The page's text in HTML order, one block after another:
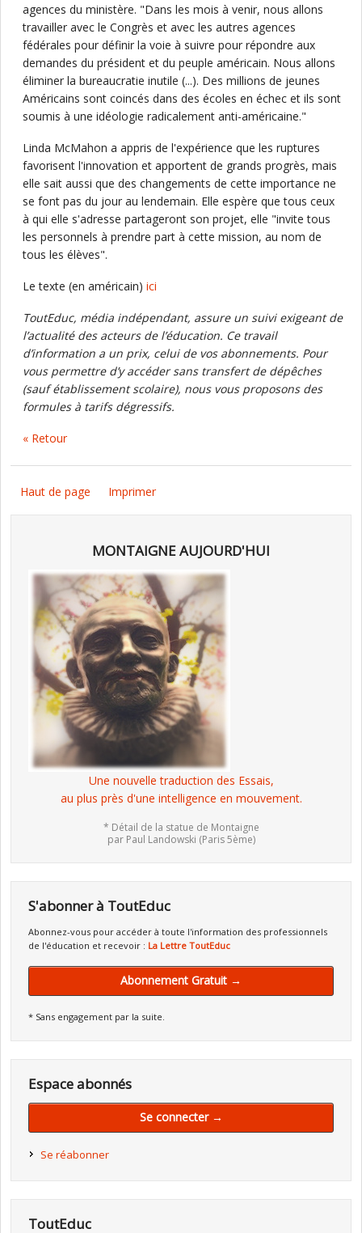
agences du ministère. "Dans les mois à venir, nous allons
travailler avec le Congrès et avec les autres agences
fédérales pour définir la voie à suivre pour répondre aux
demandes du président et du peuple américain. Nous allons
éliminer la bureaucratie inutile (...). Des millions de jeunes
Américains sont coincés dans des écoles en échec et ils sont
soumis à une idéologie radicalement anti-américaine."
Linda McMahon a appris de l'expérience que les ruptures
favorisent l'innovation et apportent de grands progrès, mais
elle sait aussi que des changements de cette importance ne
se font pas du jour au lendemain. Elle espère que tous ceux
à qui elle s'adresse partageront son projet, elle "invite tous
les personnels à prendre part à cette mission, au nom de
tous les élèves".
Le texte (en américain) ici
ToutEduc, média indépendant, assure un suivi exigeant de
l’actualité des acteurs de l’éducation. Ce travail
d’information a un prix, celui de vos abonnements. Pour
vous permettre d’y accéder sans transfert de dépêches
(sauf établissement scolaire), nous vous proposons des
formules à tarifs dégressifs.
« Retour
Haut de page Imprimer
MONTAIGNE AUJOURD'HUI
Une nouvelle traduction des Essais,
au plus près d'une intelligence en mouvement.
* Détail de la statue de Montaigne
par Paul Landowski (Paris 5ème)
S'abonner à ToutEduc
Abonnez-vous pour accéder à toute l'information des professionnels
de l'éducation et recevoir : La Lettre ToutEduc
Abonnement Gratuit →
* Sans engagement par la suite.
Espace abonnés
Se connecter →
Se réabonner
ToutEduc